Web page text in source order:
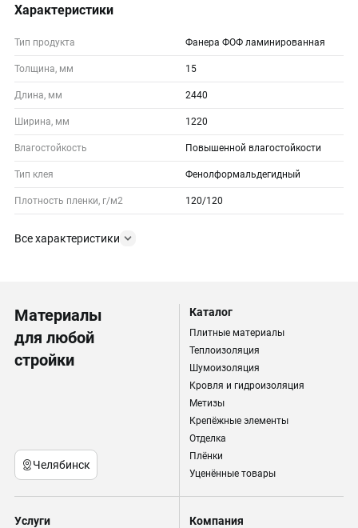
Характеристики
Тип продукта Фанера ФОФ ламинированная
Толщина, мм 15
Длина, мм 2440
Ширина, мм 1220
Влагостойкость Повышенной влагостойкости
Тип клея Фенолформальдегидный
Плотность пленки, г/м2 120/120
Все характеристики
Материалы
для любой
стройки
Челябинск
Каталог
Плитные материалы
Теплоизоляция
Шумоизоляция
Кровля и гидроизоляция
Метизы
Крепёжные элементы
Отделка
Плёнки
Уценённые товары
Услуги Компания